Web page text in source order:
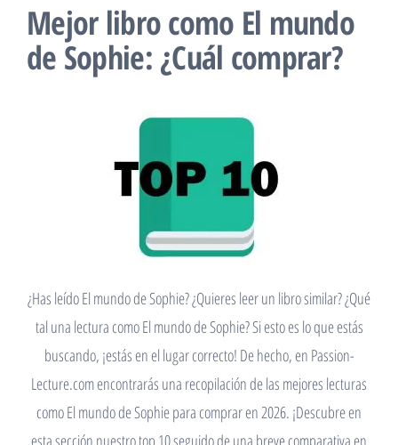
Mejor libro como El mundo
de Sophie: ¿Cuál comprar?
¿Has leído El mundo de Sophie? ¿Quieres leer un libro similar? ¿Qué
tal una lectura como El mundo de Sophie? Si esto es lo que estás
buscando, ¡estás en el lugar correcto! De hecho, en Passion-
Lecture.com encontrarás una recopilación de las mejores lecturas
como El mundo de Sophie para comprar en 2026. ¡Descubre en
esta sección nuestro top 10 seguido de una breve comparativa en